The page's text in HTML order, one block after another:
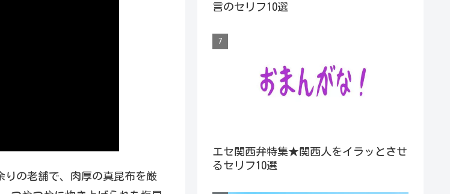
りの老舗で、肉厚の真昆布を厳
言のセリフ10選
エセ関西弁特集★関西人をイラッとさせ
るセリフ10選